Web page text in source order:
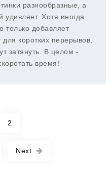
разнообразные, а
удивляет. Хотя иногда
только добавляет
коротких перерывов,
затянуть. В целом -
время!
2
Next